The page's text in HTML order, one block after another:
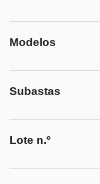
Modelos
Subastas
Lote n.º